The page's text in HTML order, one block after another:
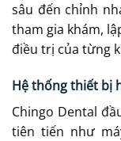
sâu đến chỉnh
tham gia khám,
điều trị của từng
Hệ thống thiết bị
Chingo Dental
tiên tiến như